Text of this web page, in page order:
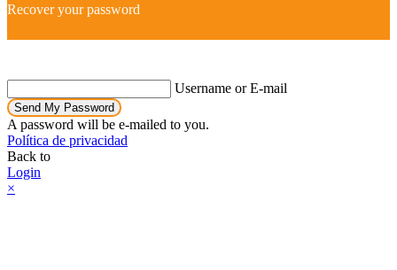
Recover your password
Username or E-mail
Send My Password
A password will be e-mailed to you.
Política de privacidad
Back to
Login
×